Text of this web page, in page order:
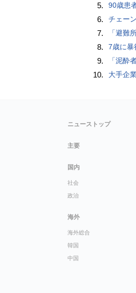
5. 90歳患
6. チェー
7. 「避難
8. 7歳に暴
9. 「泥酔
10. 大手企
ニューストップ
主要
国内
社会
政治
海外
海外総合
韓国
中国